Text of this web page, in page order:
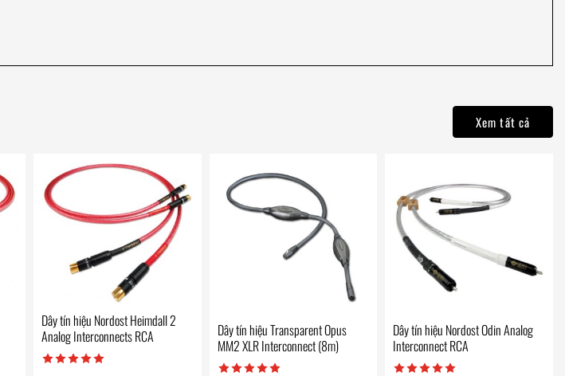
Xem tất cả
Dây tín hiệu Nordost Heimdall 2
Analog Interconnects RCA
Dây tín hiệu Transparent Opus
MM2 XLR Interconnect (8m)
Dây tín hiệu Nordost Odin Analog
Interconnect RCA